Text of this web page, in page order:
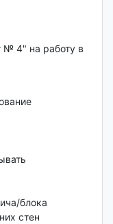
4" на работу в
блока
стен